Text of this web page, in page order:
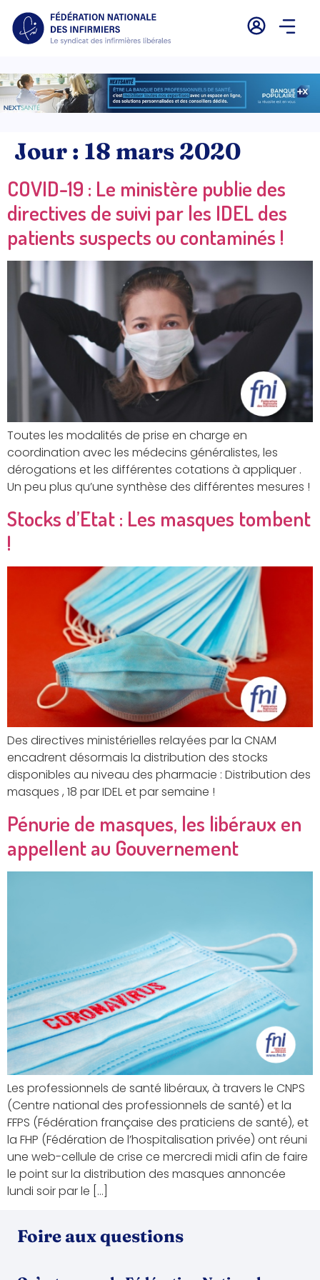
Jour : 18 mars 2020
COVID-19 : Le ministère publie des
directives de suivi par les IDEL des
patients suspects ou contaminés !
Toutes les modalités de prise en charge en
coordination avec les médecins généralistes, les
dérogations et les différentes cotations à appliquer .
Un peu plus qu’une synthèse des différentes mesures !
Stocks d’Etat : Les masques tombent
!
Des directives ministérielles relayées par la CNAM
encadrent désormais la distribution des stocks
disponibles au niveau des pharmacie : Distribution des
masques , 18 par IDEL et par semaine !
Pénurie de masques, les libéraux en
appellent au Gouvernement
Les professionnels de santé libéraux, à travers le CNPS
(Centre national des professionnels de santé) et la
FFPS (Fédération française des praticiens de santé), et
la FHP (Fédération de l’hospitalisation privée) ont réuni
une web-cellule de crise ce mercredi midi afin de faire
le point sur la distribution des masques annoncée
lundi soir par le […]
Foire aux questions